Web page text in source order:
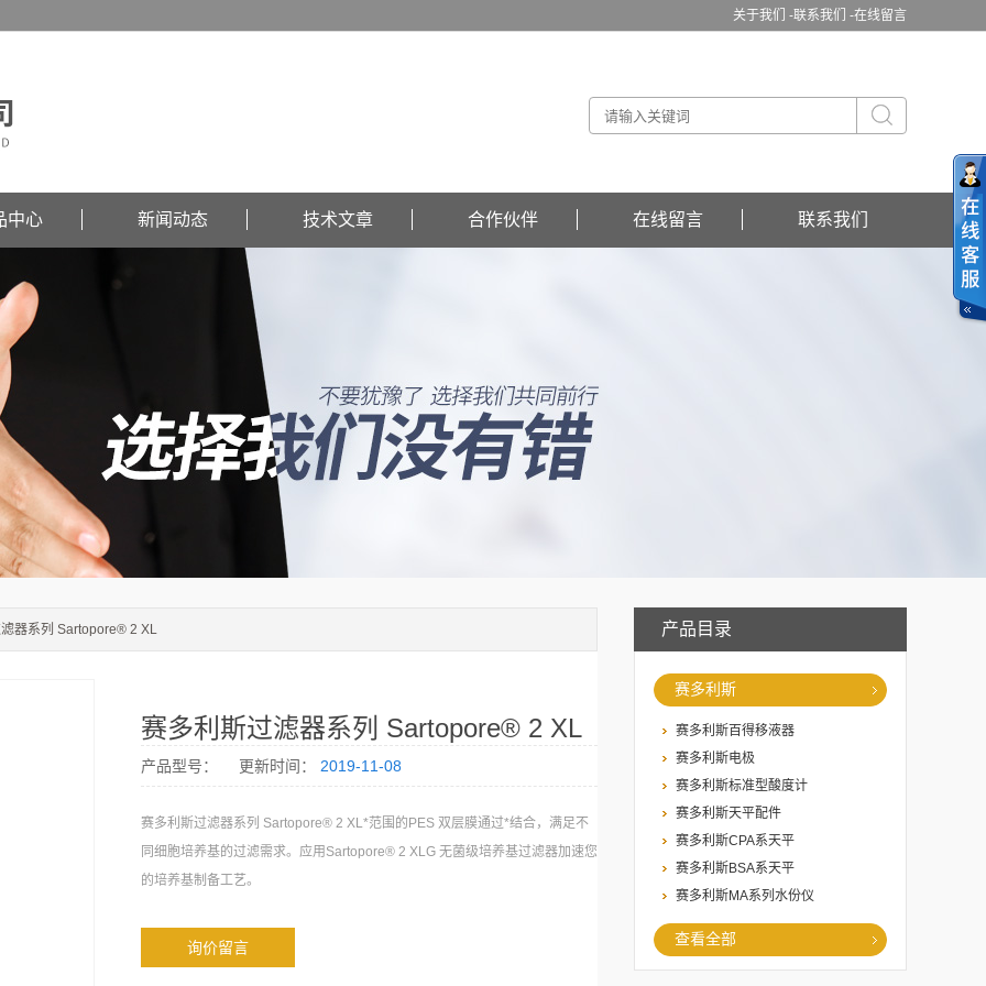
关于我们 -联系我们 -在线留言
中心 新闻动态 技术文章 合作伙伴 在线留言 联系我们
产品目录
赛多利斯
赛多利斯百得移液器
赛多利斯电极
赛多利斯标准型酸度计
赛多利斯天平配件
赛多利斯CPA系天平
赛多利斯BSA系天平
赛多利斯MA系列水份仪
查看全部
器系列 Sartopore® 2 XL
赛多利斯过滤器系列 Sartopore® 2 XL
产品型号： 更新时间： 2019-11-08
赛多利斯过滤器系列 Sartopore® 2 XL*范围的PES 双层膜通过*结合，满足不
同细胞培养基的过滤需求。应用Sartopore® 2 XLG 无菌级培养基过滤器加速您
的培养基制备工艺。
询价留言